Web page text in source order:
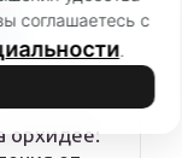
орхидее:
соглашаетесь с
.